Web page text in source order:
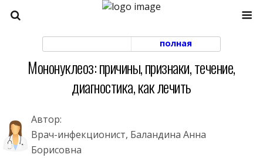
полная
Мононуклеоз: причины, признаки, течение,
диагностика, как лечить
Автор:
Врач-инфекционист, Баландина Анна
Борисовна